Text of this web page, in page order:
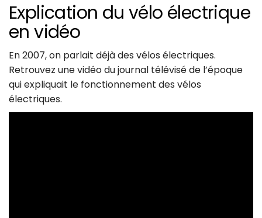
Explication du vélo électrique
en vidéo
En 2007, on parlait déjà des vélos électriques.
Retrouvez une vidéo du journal télévisé de l’époque
qui expliquait le fonctionnement des vélos
électriques.